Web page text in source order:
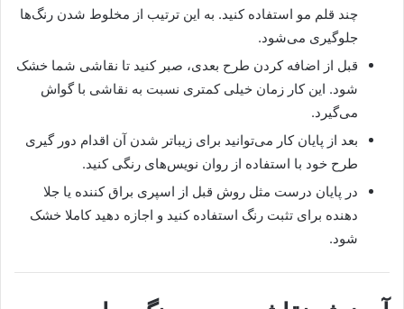
چند قلم مو استفاده کنید. به این ترتیب از مخلوط شدن رنگ‌ها
جلوگیری می‌شود.
قبل از اضافه کردن طرح بعدی، صبر کنید تا نقاشی شما خشک
شود. این کار زمان خیلی کمتری نسبت به نقاشی با گواش
می‌گیرد.
بعد از پایان کار می‌توانید برای زیباتر شدن آن اقدام دور گیری
طرح خود با استفاده از روان نویس‌های رنگی کنید.
در پایان درست مثل روش قبل از اسپری براق کننده یا جلا
دهنده برای تثبت رنگ استفاده کنید و اجازه دهید کاملا خشک
شود.